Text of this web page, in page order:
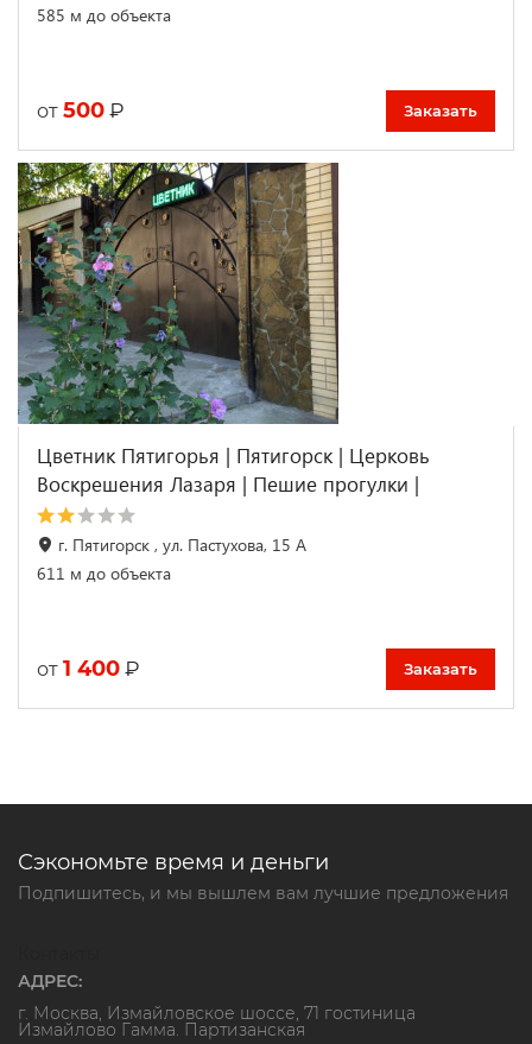
585 м до объекта
от 500 ₽ Заказать
Цветник Пятигорья | Пятигорск | Церковь
Воскрешения Лазаря | Пешие прогулки |
г. Пятигорск , ул. Пастухова, 15 А
611 м до объекта
от 1 400 ₽ Заказать
Сэкономьте время и деньги
Подпишитесь, и мы вышлем вам лучшие предложения
АДРЕС:
г. Москва, Измайловское шоссе, 71 гостиница
Измайлово Гамма. Партизанская